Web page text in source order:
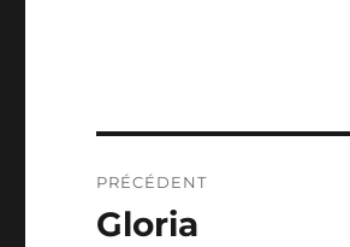
de
PRÉCÉDENT
Publication
Gloria